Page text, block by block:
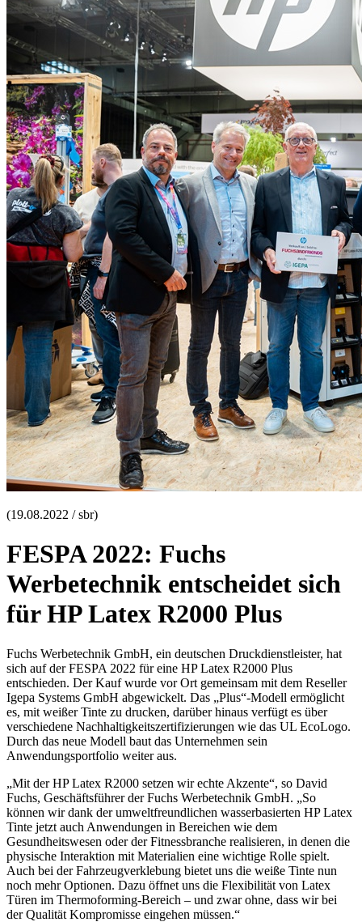
(19.08.2022 / sbr)
FESPA 2022: Fuchs
Werbetechnik entscheidet sich
für HP Latex R2000 Plus
Fuchs Werbetechnik GmbH, ein deutschen Druckdienstleister, hat
sich auf der FESPA 2022 für eine HP Latex R2000 Plus
entschieden. Der Kauf wurde vor Ort gemeinsam mit dem Reseller
Igepa Systems GmbH abgewickelt. Das „Plus“-Modell ermöglicht
es, mit weißer Tinte zu drucken, darüber hinaus verfügt es über
verschiedene Nachhaltigkeitszertifizierungen wie das UL EcoLogo.
Durch das neue Modell baut das Unternehmen sein
Anwendungsportfolio weiter aus.
„Mit der HP Latex R2000 setzen wir echte Akzente“, so David
Fuchs, Geschäftsführer der Fuchs Werbetechnik GmbH. „So
können wir dank der umweltfreundlichen wasserbasierten HP Latex
Tinte jetzt auch Anwendungen in Bereichen wie dem
Gesundheitswesen oder der Fitnessbranche realisieren, in denen die
physische Interaktion mit Materialien eine wichtige Rolle spielt.
Auch bei der Fahrzeugverklebung bietet uns die weiße Tinte nun
noch mehr Optionen. Dazu öffnet uns die Flexibilität von Latex
Türen im Thermoforming-Bereich – und zwar ohne, dass wir bei
der Qualität Kompromisse eingehen müssen.“